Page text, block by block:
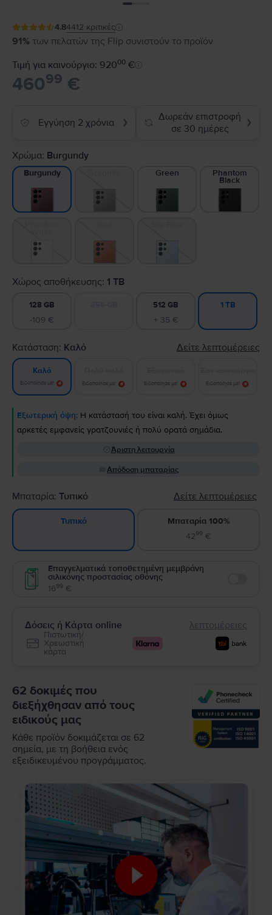
4.84412 κριτικές
91% των πελατών της Flip συνιστούν το προϊόν
Τιμή για καινούργιο: 92000 €
46099 €
Εγγύηση 2 χρόνια ❯
Δωρεάν επιστροφή
σε 30 ημέρες
❯
Χρώμα: Burgundy
Burgundy Green Phantom
Black
Χώρος αποθήκευσης: 1 TB
128 GB
-109 €
512 GB
+ 35 €
1 TB
Κατάσταση: Καλό Δείτε λεπτομέρειες
Καλό
Ειδοποίησε με! Ειδοποίησε με! Ειδοποίησε με! Ειδοποίησε με!
Εξωτερική όψη: Η κατάστασή του είναι καλή. Έχει όμως
αρκετές εμφανείς γρατζουνιές ή πολύ ορατά σημάδια.
Άριστη λειτουργία
Απόδοση μπαταρίας
Μπαταρία: Τυπικό Δείτε λεπτομέρειες
Τυπικό
Μπαταρία 100%
4299 €
Επαγγελματικά τοποθετημένη μεμβράνη
σιλικόνης προστασίας οθόνης
1699 €
Δόσεις ή Κάρτα online λεπτομέρειες
Πιστωτική/
Χρεωστική
κάρτα
62 δοκιμές που
διεξήχθησαν από τους
ειδικούς μας
Κάθε προϊόν δοκιμάζεται σε 62
σημεία, με τη βοήθεια ενός
εξειδικευμένου προγράμματος.